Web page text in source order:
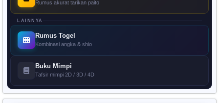
Rumus akurat tarikan paito
LAINNYA
Rumus Togel
Kombinasi angka & shio
Buku Mimpi
Tafsir mimpi 2D / 3D / 4D